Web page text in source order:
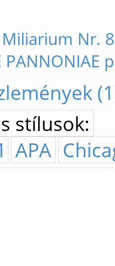
Miliarium Nr.
PANNONIAE
stílusok:
APA